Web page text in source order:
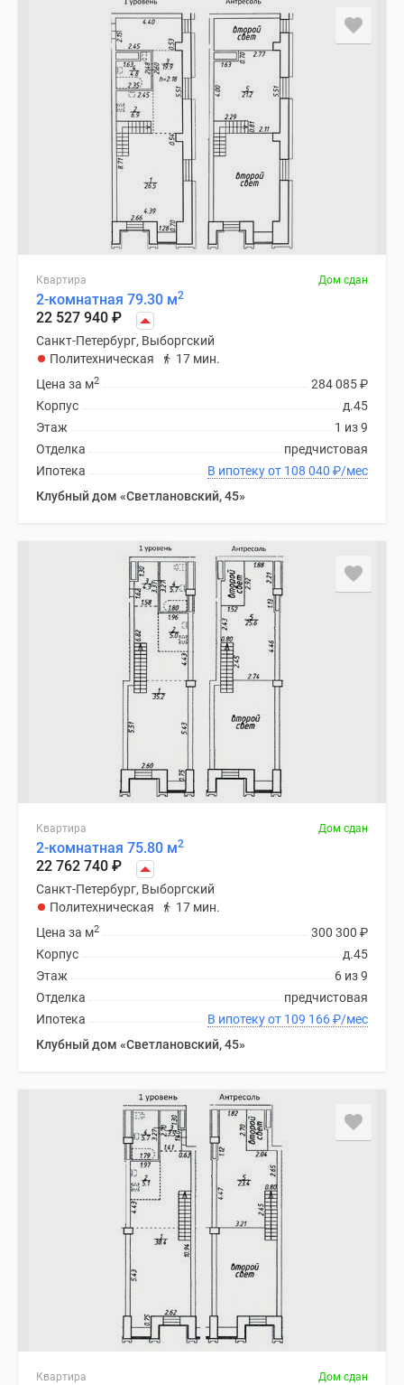
Квартира Дом сдан
2-комнатная 79.30 м2
22 527 940 ₽
Санкт-Петербург, Выборгский
Политехническая
17 мин.
284 085₽
Цена за м2
д.45
Корпус
1 из 9
Этаж
предчистовая
Отделка
В ипотеку от 108 040 ₽/мес
Ипотека
Клубный дом «Светлановский, 45»
Квартира Дом сдан
2-комнатная 75.80 м2
22 762 740 ₽
Санкт-Петербург, Выборгский
Политехническая
17 мин.
300 300 ₽
Цена за м2
д.45
Корпус
6 из 9
Этаж
предчистовая
Отделка
В ипотеку от 109 166₽/мес
Ипотека
Клубный дом «Светлановский, 45»
Квартира Дом сдан